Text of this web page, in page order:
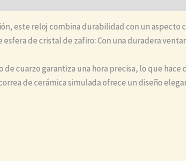
este reloj combina durabilidad con un aspecto
esfera de cristal de zafiro: Con una duradera
cuarzo garantiza una hora precisa, lo que hace
de cerámica simulada ofrece un diseño